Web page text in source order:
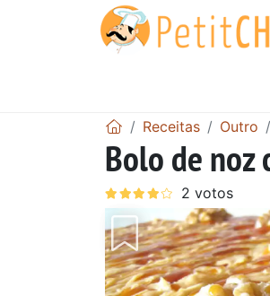
Receitas Outro
Bolo de noz